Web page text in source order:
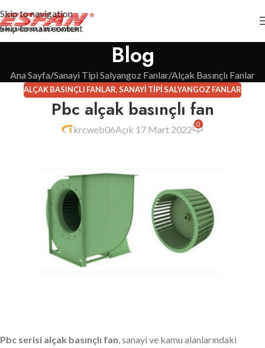
Skip to navigation
Skip to main content
Blog
Ana Sayfa Sanayi Tipi Salyangoz Fanlar Alçak Basınçlı Fanlar
ALÇAK BASINÇLI FANLAR,SANAYI TIPI SALYANGOZ FANLAR
Pbc alçak basınçlı fan
krcweb06Açık 17 Mart 2022 0
Pbc serisi alçak basınçlı fan, sanayi ve kamu alanlarındaki